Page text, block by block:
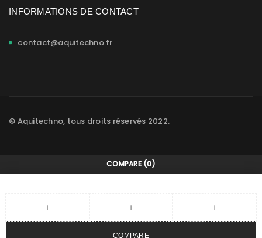
INFORMATIONS DE CONTACT
contact@aquitechno.fr
© Aquitechno, tous droits réservés 2022.
COMPARE (0)
COMPARE